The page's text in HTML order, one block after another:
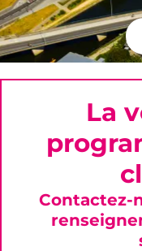
La
Contactez-